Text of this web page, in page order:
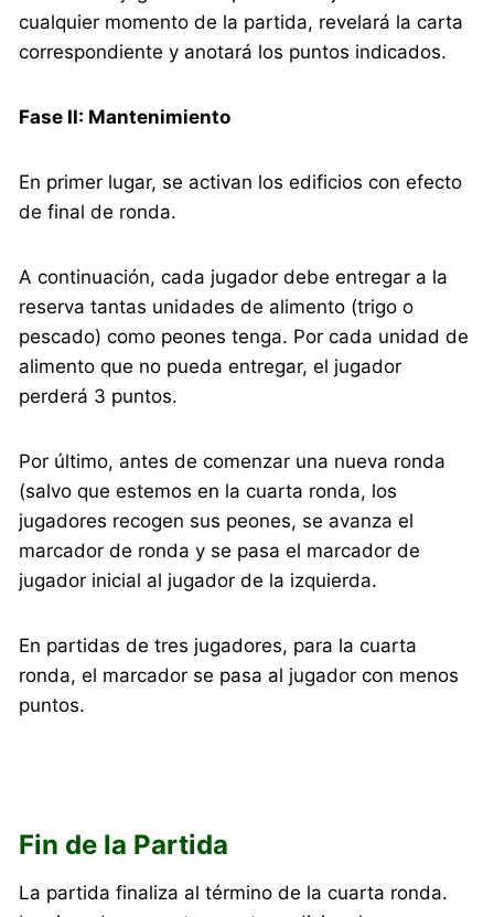
cualquier momento de la partida, revelará la carta
correspondiente y anotará los puntos indicados.
Fase II: Mantenimiento
En primer lugar, se activan los edificios con efecto
de final de ronda.
A continuación, cada jugador debe entregar a la
reserva tantas unidades de alimento (trigo o
pescado) como peones tenga. Por cada unidad de
alimento que no pueda entregar, el jugador
perderá 3 puntos.
Por último, antes de comenzar una nueva ronda
(salvo que estemos en la cuarta ronda, los
jugadores recogen sus peones, se avanza el
marcador de ronda y se pasa el marcador de
jugador inicial al jugador de la izquierda.
En partidas de tres jugadores, para la cuarta
ronda, el marcador se pasa al jugador con menos
puntos.
Fin de la Partida
La partida finaliza al término de la cuarta ronda.